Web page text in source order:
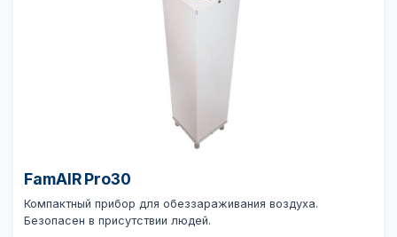
FamAIR Pro30
Компактный прибор для обеззараживания воздуха.
Безопасен в присутствии людей.